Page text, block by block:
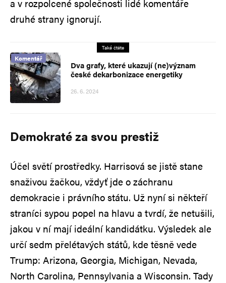
a v rozpolcené společnosti lidé komentáře
druhé strany ignorují.
Také čtěte
Komentář
Dva grafy, které ukazují (ne)význam
české dekarbonizace energetiky
26. 6. 2024
Demokraté za svou prestiž
Účel světí prostředky. Harrisová se jistě stane
snaživou žačkou, vždyť jde o záchranu
demokracie i právního státu. Už nyní si někteří
straníci sypou popel na hlavu a tvrdí, že netušili,
jakou v ní mají ideální kandidátku. Výsledek ale
určí sedm přelétavých států, kde těsně vede
Trump: Arizona, Georgia, Michigan, Nevada,
North Carolina, Pennsylvania a Wisconsin. Tady